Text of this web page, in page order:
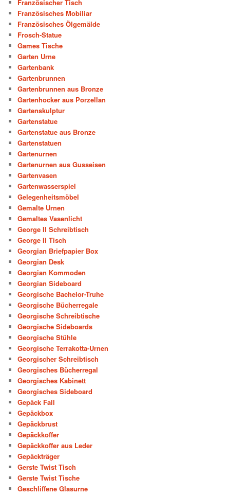
Französischer Tisch
Französisches Mobiliar
Französisches Ölgemälde
Frosch-Statue
Games Tische
Garten Urne
Gartenbank
Gartenbrunnen
Gartenbrunnen aus Bronze
Gartenhocker aus Porzellan
Gartenskulptur
Gartenstatue
Gartenstatue aus Bronze
Gartenstatuen
Gartenurnen
Gartenurnen aus Gusseisen
Gartenvasen
Gartenwasserspiel
Gelegenheitsmöbel
Gemalte Urnen
Gemaltes Vasenlicht
George II Schreibtisch
George II Tisch
Georgian Briefpapier Box
Georgian Desk
Georgian Kommoden
Georgian Sideboard
Georgische Bachelor-Truhe
Georgische Bücherregale
Georgische Schreibtische
Georgische Sideboards
Georgische Stühle
Georgische Terrakotta-Urnen
Georgischer Schreibtisch
Georgisches Bücherregal
Georgisches Kabinett
Georgisches Sideboard
Gepäck Fall
Gepäckbox
Gepäckbrust
Gepäckkoffer
Gepäckkoffer aus Leder
Gepäckträger
Gerste Twist Tisch
Gerste Twist Tische
Geschliffene Glasurne